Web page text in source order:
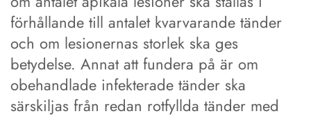
förhållande till antalet kvarvarande tänder
och om lesionernas storlek ska ges
betydelse. Annat att fundera på är om
obehandlade infekterade tänder ska
särskiljas från redan rotfyllda tänder med